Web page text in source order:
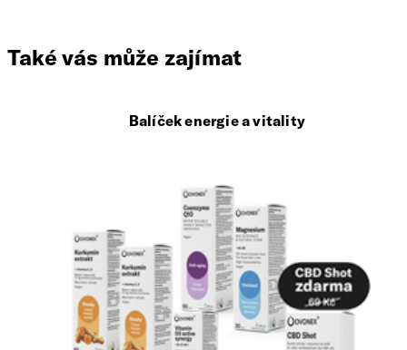
Také vás může zajímat
Balíček energie a vitality